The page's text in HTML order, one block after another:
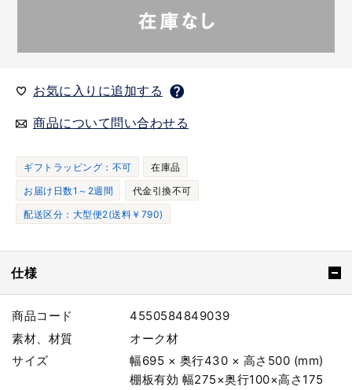
お気に入りに追加する
商品について問い合わせる
ギフトラッピング：不可
在庫品
お届け日数1～2週間
代金引換不可
配送区分：大型便2(送料￥790)
仕様
商品コード
4550584849039
素材、材質
オーク材
サイズ
幅695 × 奥行430 × 高さ500 (mm)
棚板有効 幅275×奥行100×高さ175